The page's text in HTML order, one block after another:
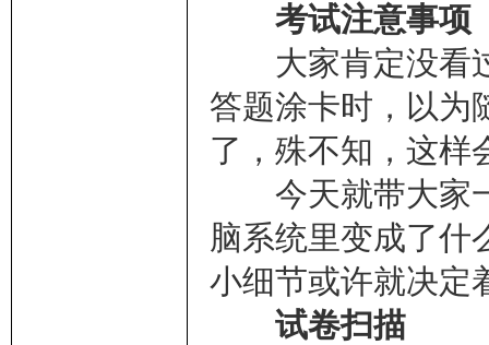
考试注意事项
大家肯定没看过
答题涂卡时，以为
了，殊不知，这样
今天就带大家一
脑系统里变成了什
小细节或许就决定
试卷扫描